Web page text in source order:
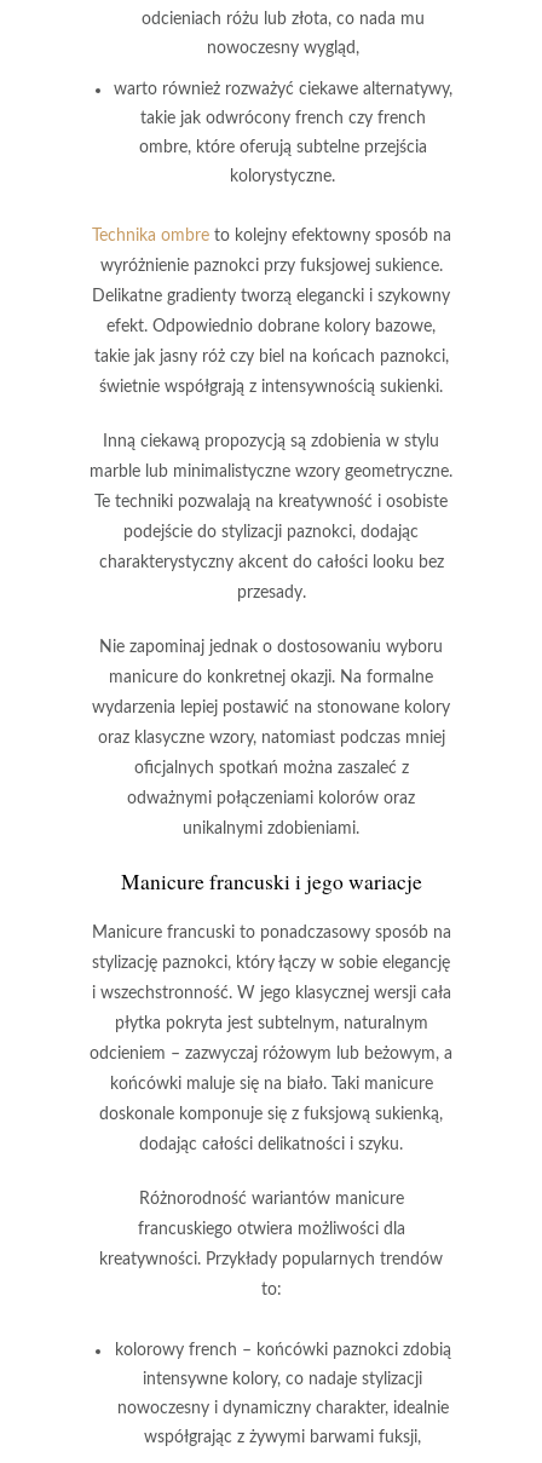
odcieniach różu lub złota, co nada mu
nowoczesny wygląd,
warto również rozważyć ciekawe alternatywy,
takie jak odwrócony french czy french
ombre, które oferują subtelne przejścia
kolorystyczne.
Technika ombreto kolejny efektowny sposób na
wyróżnienie paznokci przy fuksjowej sukience.
Delikatne gradienty tworzą elegancki i szykowny
efekt. Odpowiednio dobrane kolory bazowe,
takie jak jasny różczy biel na końcach paznokci,
świetnie współgrają z intensywnością sukienki.
Inną ciekawą propozycją są zdobienia w stylu
marble lub minimalistyczne wzory geometryczne.
Te techniki pozwalają na kreatywność i osobiste
podejście do stylizacji paznokci, dodając
charakterystyczny akcent do całości looku bez
przesady.
Nie zapominaj jednak o dostosowaniu wyboru
manicure do konkretnej okazji. Na formalne
wydarzenia lepiej postawić na stonowane kolory
oraz klasyczne wzory, natomiast podczas mniej
oficjalnych spotkań można zaszaleć z
odważnymi połączeniami kolorów oraz
unikalnymi zdobieniami.
Manicure francuskii jego wariacje
Manicure francuskito ponadczasowy sposób na
stylizację paznokci, który łączy w sobie elegancję
i wszechstronność. W jego klasycznej wersji cała
płytka pokryta jest subtelnym, naturalnym
odcieniem – zazwyczaj różowym lub beżowym, a
końcówki maluje się na biało. Taki manicure
doskonale komponuje się z fuksjową sukienką,
dodając całości delikatności i szyku.
Różnorodność wariantów manicure
francuskiego otwiera możliwości dla
kreatywności. Przykłady popularnych trendów
to:
kolorowy french – końcówki paznokci zdobią
intensywne kolory, co nadaje stylizacji
nowoczesny i dynamiczny charakter, idealnie
współgrając z żywymi barwami fuksji,